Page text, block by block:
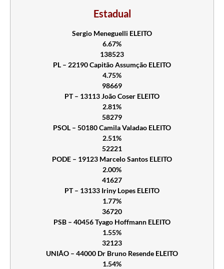
Estadual
Sergio Meneguelli ELEITO
6.67%
138523
PL – 22190 Capitão Assumção ELEITO
4.75%
98669
PT – 13113 João Coser ELEITO
2.81%
58279
PSOL – 50180 Camila Valadao ELEITO
2.51%
52221
PODE – 19123 Marcelo Santos ELEITO
2.00%
41627
PT – 13133 Iriny Lopes ELEITO
1.77%
36720
PSB – 40456 Tyago Hoffmann ELEITO
1.55%
32123
UNIÃO – 44000 Dr Bruno Resende ELEITO
1.54%